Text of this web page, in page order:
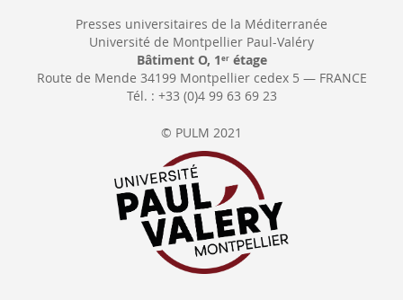
Presses universitaires de la Méditerranée
Université de Montpellier Paul-Valéry
Bâtiment O, 1 erétage
Route de Mende 34199 Montpellier cedex 5 — FRANCE
Tél. : +33 (0)4 99 63 69 23
© PULM 2021